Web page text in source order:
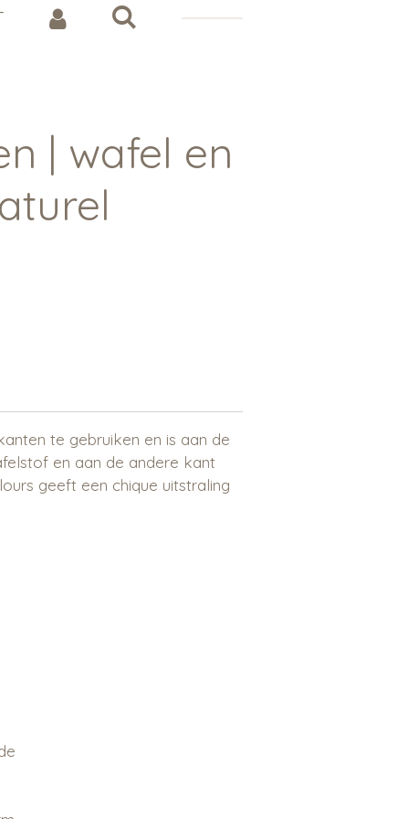
| wafel en
te gebruiken en is aan de
en aan de andere kant
geeft een chique uitstraling